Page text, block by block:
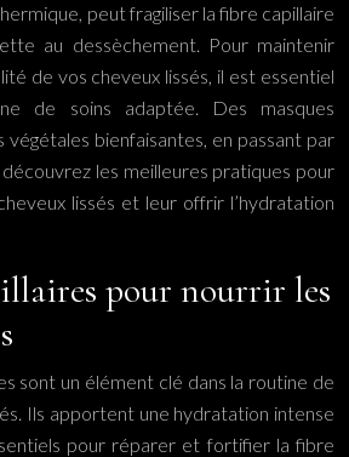
peut fragiliser la fibre capillaire
au dessèchement. Pour maintenir
de vos cheveux lissés, il est essentiel
de soins adaptée. Des masques
végétales bienfaisantes, en passant par
découvrez les meilleures pratiques pour
lissés et leur offrir l’hydratation
pour nourrir les
sont un élément clé dans la routine de
Ils apportent une hydratation intense
pour réparer et fortifier la fibre